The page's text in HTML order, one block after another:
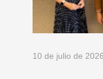
10 de julio de 2026